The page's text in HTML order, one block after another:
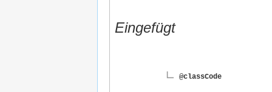
Eingefügt
@classCode